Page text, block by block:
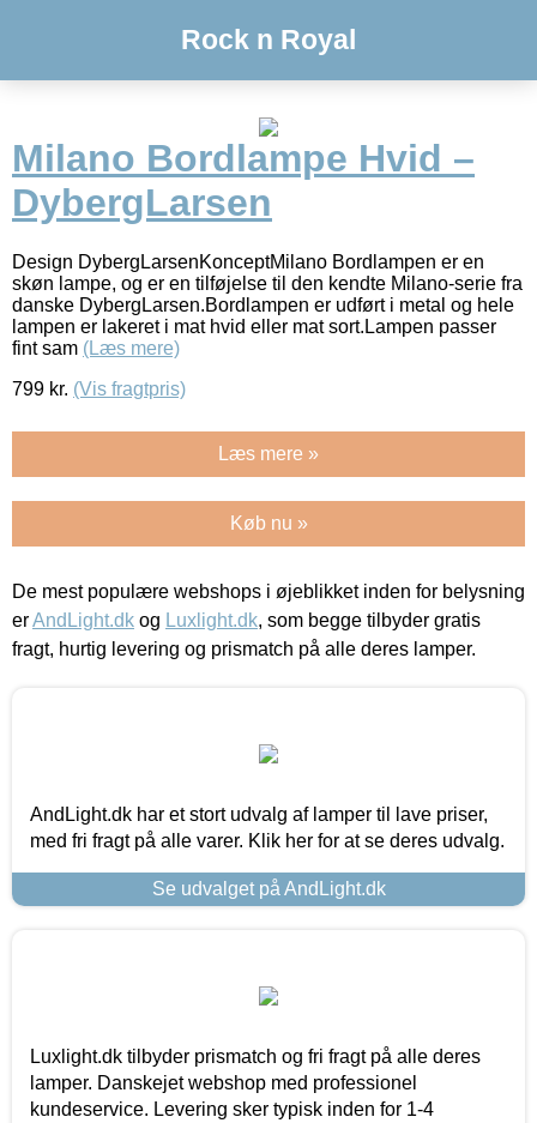
Rock n Royal
Milano Bordlampe Hvid –
DybergLarsen
Design DybergLarsenKonceptMilano Bordlampen er en
skøn lampe, og er en tilføjelse til den kendte Milano-serie fra
danske DybergLarsen.Bordlampen er udført i metal og hele
lampen er lakeret i mat hvid eller mat sort.Lampen passer
fint sam (Læs mere)
799 kr. (Vis fragtpris)
Læs mere »
Køb nu »
De mest populære webshops i øjeblikket inden for belysning
erAndLight.dk og Luxlight.dk, som begge tilbyder gratis
fragt, hurtig levering og prismatch på alle deres lamper.
AndLight.dk har et stort udvalg af lamper til lave priser,
med fri fragt på alle varer. Klik her for at se deres udvalg.
Se udvalget på AndLight.dk
Luxlight.dk tilbyder prismatch og fri fragt på alle deres
lamper. Danskejet webshop med professionel
kundeservice. Levering sker typisk inden for 1-4